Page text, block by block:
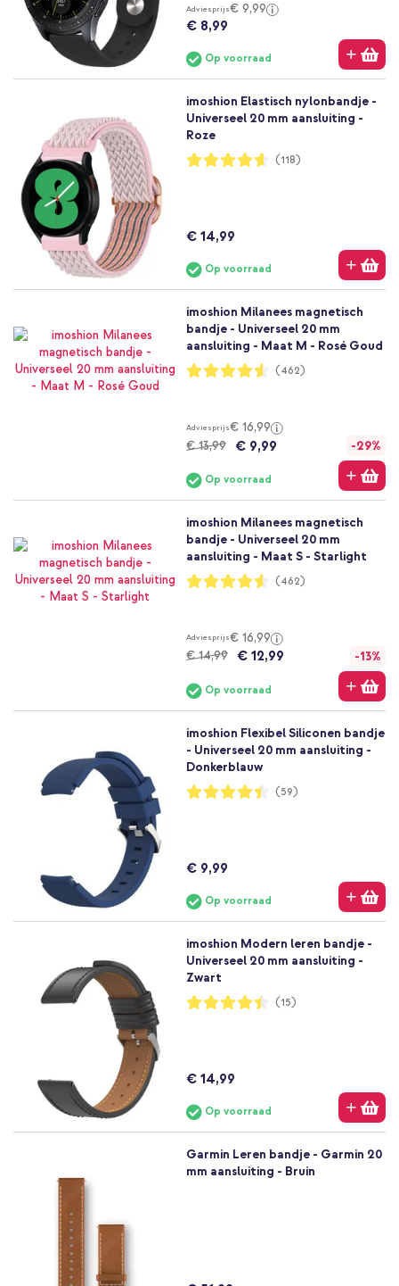
Adviesprijs€ 9,99
€ 8,99
Op voorraad
imoshion Elastisch nylonbandje -
Universeel 20 mm aansluiting -
Roze
Waardering:
92%
(118)
€ 14,99
Op voorraad
imoshion Milanees magnetisch
bandje - Universeel 20 mm
aansluiting - Maat M - Rosé Goud
Waardering:
91%
(462)
Adviesprijs€ 16,99
€ 13,99
€ 9,99 -29%
Op voorraad
imoshion Milanees magnetisch
bandje - Universeel 20 mm
aansluiting - Maat S - Starlight
Waardering:
91%
(462)
Adviesprijs€ 16,99
€ 14,99
€ 12,99 -13%
Op voorraad
imoshion Flexibel Siliconen bandje
- Universeel 20 mm aansluiting -
Donkerblauw
Waardering:
89%
(59)
€ 9,99
Op voorraad
imoshion Modern leren bandje -
Universeel 20 mm aansluiting -
Zwart
Waardering:
88%
(15)
€ 14,99
Op voorraad
Garmin Leren bandje - Garmin 20
mm aansluiting - Bruin